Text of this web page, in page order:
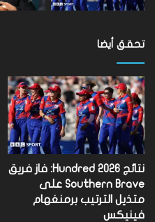
تحقق أيضا
نتائج Hundred 2026: فاز فريق
Southern Brave على
متذيل الترتيب برمنغهام
فينيكس